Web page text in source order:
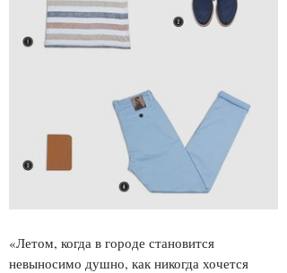
«Летом, когда в городе становится
невыносимо душно, как никогда хочется